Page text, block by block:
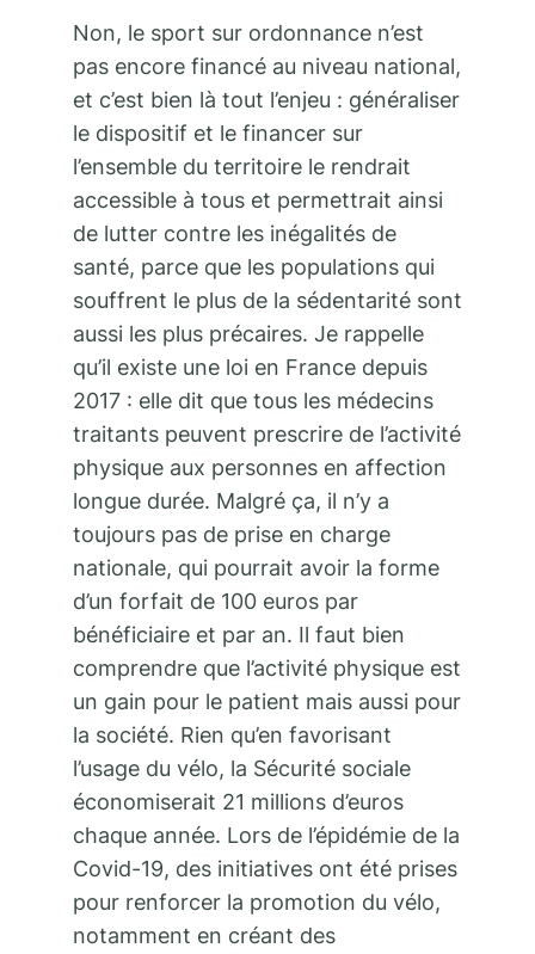
Non, le sport sur ordonnance n’est
pas encore financé au niveau national,
et c’est bien là tout l’enjeu : généraliser
le dispositif et le financer sur
l’ensemble du territoire le rendrait
accessible à tous et permettrait ainsi
de lutter contre les inégalités de
santé, parce que les populations qui
souffrent le plus de la sédentarité sont
aussi les plus précaires. Je rappelle
qu’il existe une loi en France depuis
2017 : elle dit que tous les médecins
traitants peuvent prescrire de l’activité
physique aux personnes en affection
longue durée. Malgré ça, il n’y a
toujours pas de prise en charge
nationale, qui pourrait avoir la forme
d’un forfait de 100 euros par
bénéficiaire et par an. Il faut bien
comprendre que l’activité physique est
un gain pour le patient mais aussi pour
la société. Rien qu’en favorisant
l’usage du vélo, la Sécurité sociale
économiserait 21 millions d’euros
chaque année. Lors de l’épidémie de la
Covid-19, des initiatives ont été prises
pour renforcer la promotion du vélo,
notamment en créant des